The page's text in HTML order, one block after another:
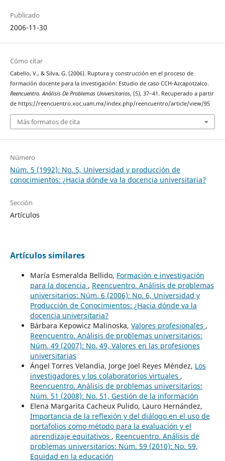
Publicado
2006-11-30
Cómo citar
Cabello, V., & Silva, G. (2006). Ruptura y construcción en el proceso de
formación docente para la investigación: Estudio de caso CCH-Azcapotzalco.
Reencuentro. Análisis De Problemas Universitarios, (5), 37–41. Recuperado a partir
de https://reencuentro.xoc.uam.mx/index.php/reencuentro/article/view/95
Más formatos de cita
Número
Núm. 5 (1992): No. 5, Universidad y producción de
conocimientos: ¿Hacia dónde va la docencia universitaria?
Sección
Artículos
Artículos similares
María Esmeralda Bellido, Formación e investigación
para la docencia , Reencuentro. Análisis de problemas
universitarios: Núm. 6 (2006): No. 6, Universidad y
Producción de Conocimientos: ¿Hacia dónde va la
docencia universitaria?
Bárbara Kepowicz Malinoska, Valores profesionales ,
Reencuentro. Análisis de problemas universitarios:
Núm. 49 (2007): No. 49, Valores en las profesiones
universitarias
Ángel Torres Velandia, Jorge Joel Reyes Méndez, Los
investigadores y los colaboratorios virtuales ,
Reencuentro. Análisis de problemas universitarios:
Núm. 51 (2008): No. 51, Gestión de la información
Elena Margarita Cacheux Pulido, Lauro Hernández,
Importancia de la reflexión y del diálogo en el uso de
portafolios como método para la evaluación y el
aprendizaje equitativos , Reencuentro. Análisis de
problemas universitarios: Núm. 59 (2010): No. 59,
Equidad en la educación